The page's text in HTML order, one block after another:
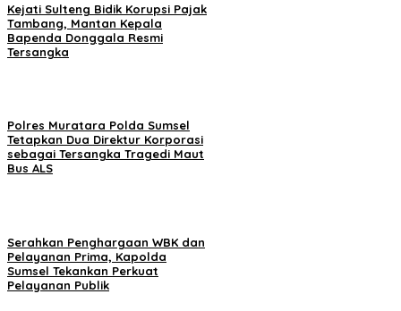
Kejati Sulteng Bidik Korupsi Pajak
Tambang, Mantan Kepala
Bapenda Donggala Resmi
Tersangka
Polres Muratara Polda Sumsel
Tetapkan Dua Direktur Korporasi
sebagai Tersangka Tragedi Maut
Bus ALS
Serahkan Penghargaan WBK dan
Pelayanan Prima, Kapolda
Sumsel Tekankan Perkuat
Pelayanan Publik